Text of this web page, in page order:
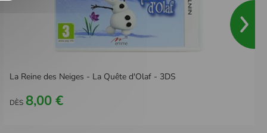
La Reine des Neiges - La Quête d'Olaf - 3DS
DÈS 8,00 €